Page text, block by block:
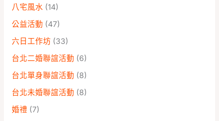
八宅風水 (14)
公益活動 (47)
六日工作坊 (33)
台北二婚聯誼活動 (6)
台北單身聯誼活動 (8)
台北未婚聯誼活動 (8)
婚禮 (7)